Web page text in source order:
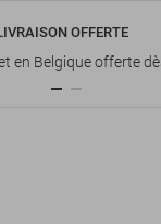
OFFERTE
en Belgique offerte